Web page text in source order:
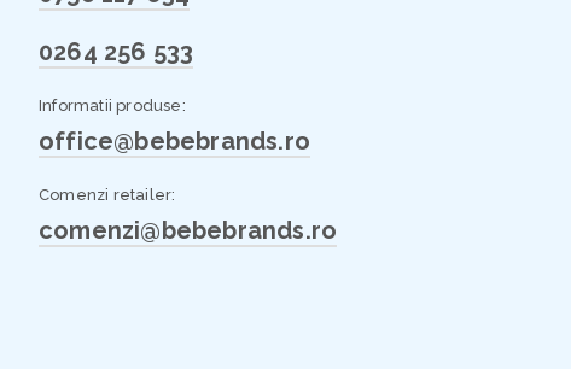
0264 256 533
Informatii produse:
office@bebebrands.ro
Comenzi retailer:
comenzi@bebebrands.ro